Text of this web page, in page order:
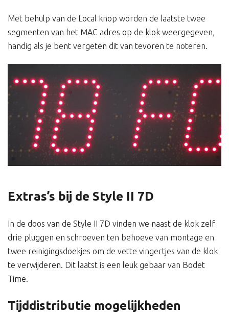
Met behulp van de Local knop worden de laatste twee
segmenten van het MAC adres op de klok weergegeven,
handig als je bent vergeten dit van tevoren te noteren.
Extras’s bij de Style II 7D
In de doos van de Style II 7D vinden we naast de klok zelf
drie pluggen en schroeven ten behoeve van montage en
twee reinigingsdoekjes om de vette vingertjes van de klok
te verwijderen. Dit laatst is een leuk gebaar van Bodet
Time.
Tijddistributie mogelijkheden